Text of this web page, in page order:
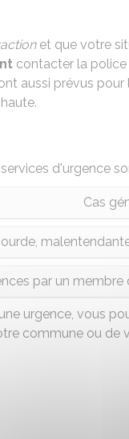
et que votre
contacter la police
aussi prévus
d'urgence
Cas
par un membre
urgence, vous
commune ou de